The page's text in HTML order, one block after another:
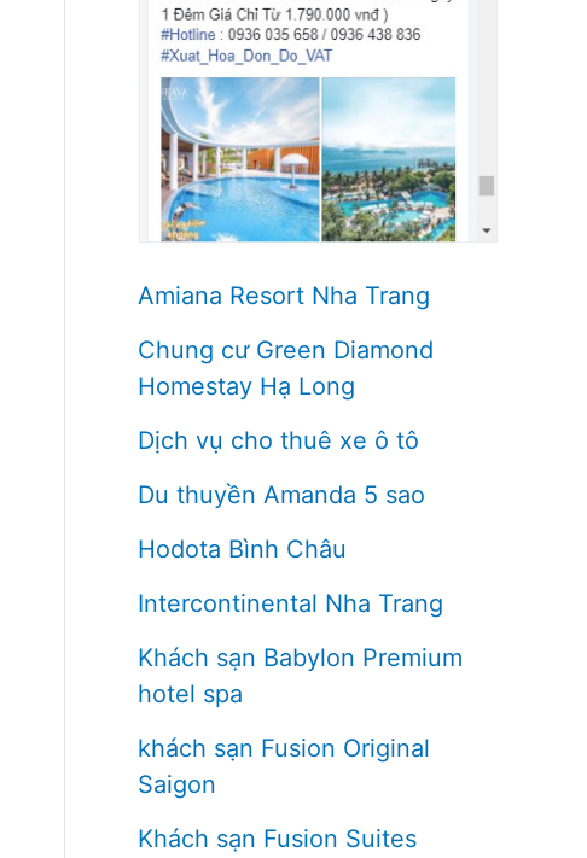
Amiana Resort Nha Trang
Chung cư Green Diamond
Homestay Hạ Long
Dịch vụ cho thuê xe ô tô
Du thuyền Amanda 5 sao
Hodota Bình Châu
Intercontinental Nha Trang
Khách sạn Babylon Premium
hotel spa
khách sạn Fusion Original
Saigon
Khách sạn Fusion Suites